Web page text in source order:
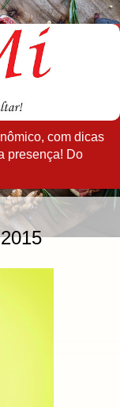
com dicas
presença! Do